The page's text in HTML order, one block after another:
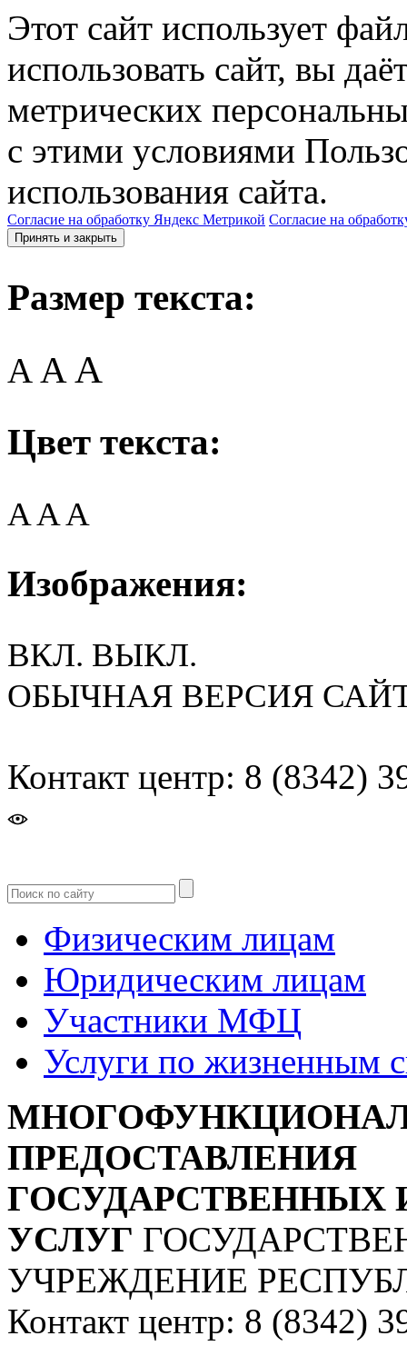
Этот сайт использует
использовать сайт, вы
метрических
с этими условиями
использования сайта.
Согласие на обработку Яндекс Метрикой Согласие на
Принять и закрыть
Размер текста:
A AA
Цвет текста:
AAA
Изображения:
ВКЛ. ВЫКЛ.
ОБЫЧНАЯ ВЕРСИЯ
Контакт центр: 8 (8342)
Физическим лицам
Юридическим лицам
Участники МФЦ
Услуги по жизненным
ПРЕДОСТАВЛЕНИЯ
УСЛУГ
УЧРЕЖДЕНИЕ
Контакт центр: 8 (8342)